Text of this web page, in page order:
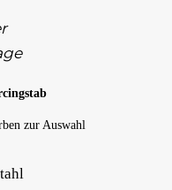
zur Auswahl